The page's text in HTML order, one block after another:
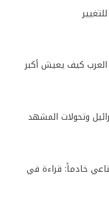
العرب كيف يعيش أكبر
وتحولات المشهد
خادماً: قراءة في